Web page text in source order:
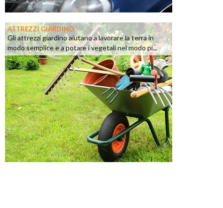
ATTREZZI GIARDINO
Gli attrezzi giardino aiutano a lavorare la terra in
modo semplice e a potare i vegetali nel modo pi...